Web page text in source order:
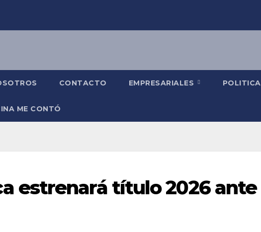
CONTACTO EMPRESARIALES POLITICA
ME CONTÓ
estrenará título 2026 ante